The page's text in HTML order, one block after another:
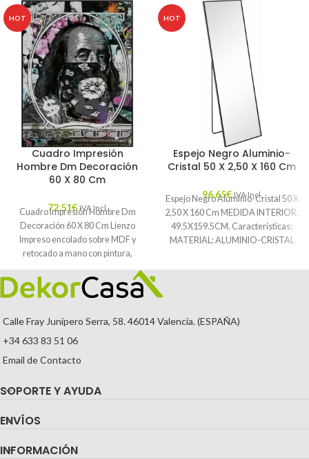
HOT
Cuadro Impresión
Hombre Dm Decoración
60 X 80 Cm
72,51€ IVA Incl.
Cuadro Impresión Hombre Dm
Decoración 60 X 80 Cm Lienzo
Impreso encolado sobre MDF y
retocado a mano con pintura,
HOT
Espejo Negro Aluminio-
Cristal 50 X 2,50 X 160 Cm
96,65€ IVA Incl.
Espejo Negro Aluminio-Cristal 50 X
2,50 X 160 Cm MEDIDA INTERIOR:
49.5X159.5CM. Características:
MATERIAL: ALUMINIO-CRISTAL
COLOR: NEGRO PIEZA:
Calle Fray Junípero Serra, 58. 46014 Valencia. (ESPAÑA)
+34 633 83 51 06
Email de Contacto
SOPORTE Y AYUDA
ENVÍOS
INFORMACIÓN